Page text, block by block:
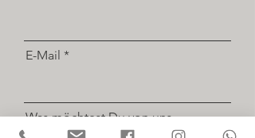
E-Mail
Was möchtest Du von uns
Wissen?